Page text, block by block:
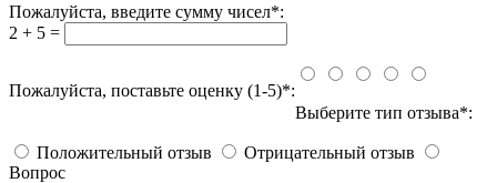
Пожалуйста, введите сумму чисел*:
2 + 5 =
Пожалуйста, поставьте оценку (1-5)*:
Выберите тип отзыва*:
Положительный отзыв
Отрицательный отзыв
Вопрос